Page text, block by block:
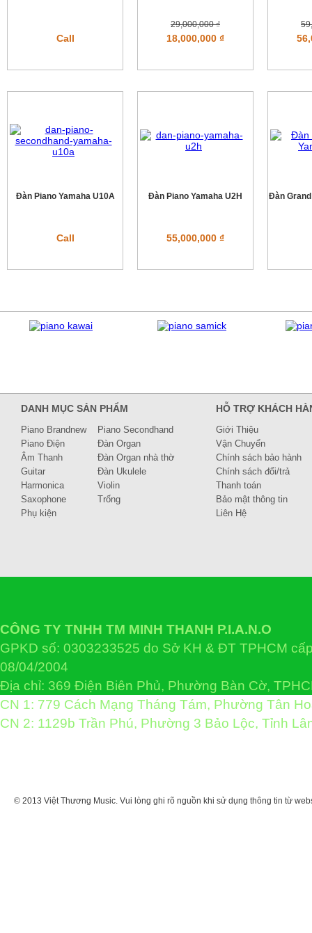
Call
29,000,000 ₫
18,000,000 ₫
Đàn Piano Yamaha U10A
Call
Đàn Piano Yamaha U2H
55,000,000 ₫
Đàn
DANH MỤC SẢN PHẨM
Piano Brandnew
Piano Secondhand
Piano Điện
Đàn Organ
Âm Thanh
Đàn Organ nhà thờ
Guitar
Đàn Ukulele
Harmonica
Violin
Saxophone
Trống
Phụ kiện
HỖ TRỢ KHÁCH
Giới Thiệu
Vận Chuyển
Chính sách bảo hành
Chính sách đổi/trả
Thanh toán
Bảo mật thông tin
Liên Hệ
CÔNG TY TNHH TM MINH THANH P.I.A.N.O
GPKD số: 0303233525 do Sở KH & ĐT TPHCM
08/04/2004
Địa chỉ: 369 Điện Biên Phủ, Phường Bàn Cờ,
CN 1: 779 Cách Mạng Tháng Tám, Phường Tân
CN 2: 1129b Trần Phú, Phường 3 Bảo Lộc, Tỉnh
© 2013 Việt Thương Music. Vui lòng ghi rõ nguồn khi sử dụng thông tin từ